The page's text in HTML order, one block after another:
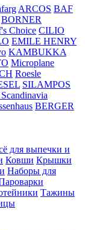
ARCOS BAF
BORNER
Choice CILIO
EMILE HENRY
KAMBUKKA
Microplane
Roesle
SILAMPOS
BERGER
для выпечки и
Ковши Крышки
Наборы для
Тажины